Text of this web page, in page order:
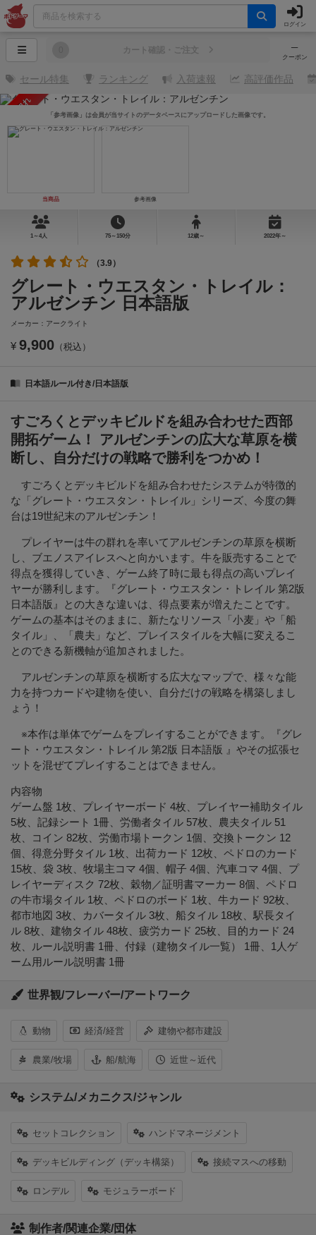
ログイン
─
クーポン
カート確認・ご注文
セール特集 ランキング 入荷速報 高評価作品
売り切れ
当商品 参考画像
「参考画像」は会員が当サイトのデータベースにアップロードした画像です。
1～4人 75～150分 12歳～ 2022年～
（3.9）
グレート・ウエスタン・トレイル：
アルゼンチン 日本語版
メーカー：アークライト
¥ 9,900 （税込）
日本語ルール付き/日本語版
すごろくとデッキビルドを組み合わせた西部
開拓ゲーム！ アルゼンチンの広大な草原を横
断し、自分だけの戦略で勝利をつかめ！
すごろくとデッキビルドを組み合わせたシステムが特徴的
な「グレート・ウエスタン・トレイル」シリーズ、今度の舞
台は19世紀末のアルゼンチン！
プレイヤーは牛の群れを率いてアルゼンチンの草原を横断
し、ブエノスアイレスへと向かいます。牛を販売することで
得点を獲得していき、ゲーム終了時に最も得点の高いプレイ
ヤーが勝利します。『グレート・ウエスタン・トレイル 第2版
日本語版』との大きな違いは、得点要素が増えたことです。
ゲームの基本はそのままに、新たなリソース「小麦」や「船
タイル」、「農夫」など、プレイスタイルを大幅に変えるこ
とのできる新機軸が追加されました。
アルゼンチンの草原を横断する広大なマップで、様々な能
力を持つカードや建物を使い、自分だけの戦略を構築しまし
ょう！
※本作は単体でゲームをプレイすることができます。『グレ
ート・ウエスタン・トレイル 第2版 日本語版 』やその拡張セ
ットを混ぜてプレイすることはできません。
内容物
ゲーム盤 1枚、プレイヤーボード 4枚、プレイヤー補助タイル
5枚、記録シート 1冊、労働者タイル 57枚、農夫タイル 51
枚、コイン 82枚、労働市場トークン 1個、交換トークン 12
個、得意分野タイル 1枚、出荷カード 12枚、ペドロのカード
15枚、袋 3枚、牧場主コマ 4個、帽子 4個、汽車コマ 4個、プ
レイヤーディスク 72枚、穀物／証明書マーカー 8個、ペドロ
の牛市場タイル 1枚、ペドロのボード 1枚、牛カード 92枚、
都市地図 3枚、カバータイル 3枚、船タイル 18枚、駅長タイ
ル 8枚、建物タイル 48枚、疲労カード 25枚、目的カード 24
枚、ルール説明書 1冊、付録（建物タイル一覧） 1冊、1人ゲ
ーム用ルール説明書 1冊
世界観/フレーバー/アートワーク
動物 経済/経営 建物や都市建設
農業/牧場 船/航海 近世～近代
システム/メカニクス/ジャンル
セットコレクション ハンドマネージメント
デッキビルディング（デッキ構築） 接続マスへの移動
ロンデル モジュラーボード
制作者/関連企業/団体